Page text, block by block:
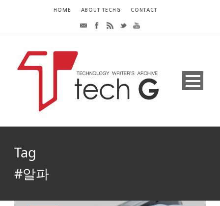
HOME ABOUT TECHG CONTACT
Tag
#알파